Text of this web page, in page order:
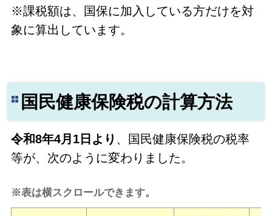
※課税額は、国保に加入している方だけを対
象に算出しています。
国民健康保険税の計算方法
令和8年4月1日より 、国民健康保険税の税率
等が、次のように変わりました。
※表は横スクロールできます。